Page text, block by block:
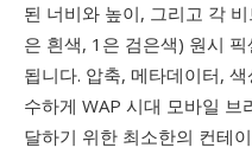
된 너비와 높이, 그리고 각
은 흰색, 1은 검은색) 원시
됩니다. 압축, 메타데이터,
수하게 WAP 시대 모바일 브
달하기 위한 최소한의 컨테